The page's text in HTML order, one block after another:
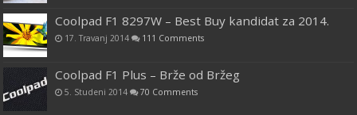
Coolpad F1 8297W – Best Buy kandidat za 2014.
17. Travanj 2014 111 Comments
Coolpad F1 Plus – Brže od Bržeg
5. Studeni 2014 70 Comments